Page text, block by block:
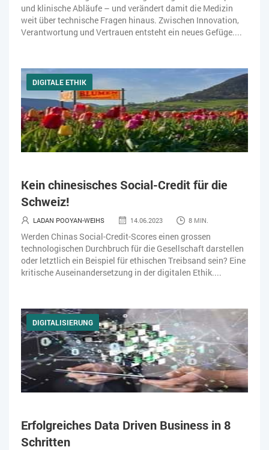
OPEN SOURCE PIM PROJEKTMANAGEMENT SEO
SOCIAL COMMERCE SOCIAL-MEDIA
SOFTWARE-AS-A-SERVICE SOFTWAREENTWICKLUNG
SWONET TRANSPORTLOGISTIK / LAGER
USER EXPERIENCE
ZEITWIRTSCHAFT
und klinische Abläufe – und verändert damit die Medizin
weit über technische Fragen hinaus. Zwischen Innovation,
Verantwortung und Vertrauen entsteht ein neues Gefüge....
DIGITALE ETHIK
Kein chinesisches Social-Credit für die
Schweiz!
LADAN POOYAN-WEIHS 14.06.2023 8 MIN.
Werden Chinas Social-Credit-Scores einen grossen
technologischen Durchbruch für die Gesellschaft darstellen
oder letztlich ein Beispiel für ethischen Treibsand sein? Eine
kritische Auseinandersetzung in der digitalen Ethik....
DIGITALISIERUNG
Erfolgreiches Data Driven Business in 8
Schritten